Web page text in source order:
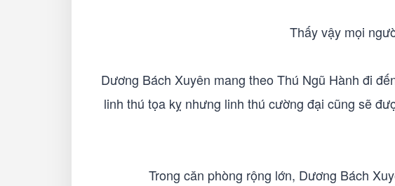
Thấy vậy mọi
Dương Bách Xuyên mang theo Thú Ngũ Hành đi
linh thú tọa kỵ nhưng linh thú cường đại cũng sẽ
Trong căn phòng rộng lớn, Dương Bách